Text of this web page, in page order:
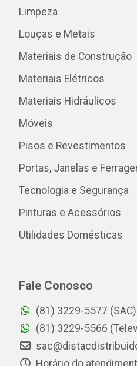
Limpeza
Louças e Metais
Materiais de Construção
Materiais Elétricos
Materiais Hidráulicos
Móveis
Pisos e Revestimentos
Portas, Janelas e
Tecnologia e Segurança
Pinturas e Acessórios
Utilidades Domésticas
Fale Conosco
(81) 3229-5577 (SAC)
(81) 3229-5566
Horário do